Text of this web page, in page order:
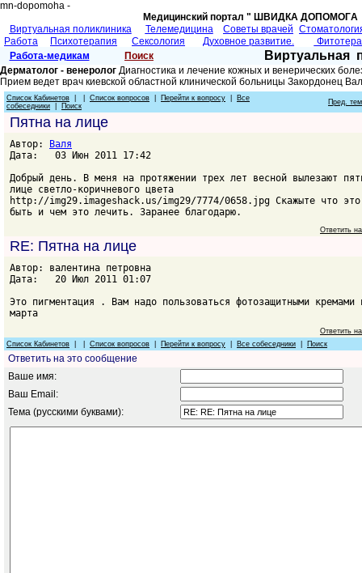
mn-dopomoha -
Медицинский портал " ШВИДКА
Виртуальная поликлиника
Телемедицина Советы врачей
Работа
Психотерапия Сексология Духовное развитие.
Работа-медикам
Поиск Виртуальная
Дерматолог - венеролог Диагностика и лечение кожных и венерических
Прием ведет врач киевской областной клинической больницы Закордонец
Список Кабинетов Список вопросов Перейти к вопросу
Все
собеседники
Поиск Пред.
Пятна на лице
Автор:
Валя
Дата: 03 Июн 2011 17:42
Добрый день. В меня на протяжении трех лет весной вылезают
лице светло-коричневого цвета
http://img29.imageshack.us/img29/7774/0658.jpg Скажыте что это
быть и чем это лечить. Заранее благодарю.
Ответить
RE: Пятна на лице
Автор: валентина петровна
Дата: 20 Июл 2011 01:07
Это пигментация . Вам надо пользоваться фотозащитными кремами
марта
Ответить
Список Кабинетов
Список вопросов Перейти к вопросу Все собеседники Поиск
Ответить на это сообщение
Ваше имя:
Ваш Email:
Тема (русскими буквами):